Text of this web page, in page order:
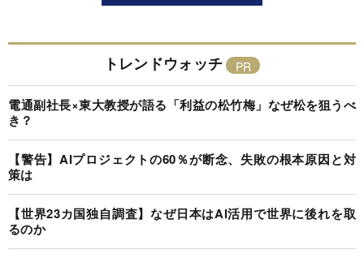
トレンドウォッチ
電通副社長×東大教授が語る「利益の松竹梅」なぜ松を狙うべ
き？
【警告】AIプロジェクトの60％が断念、失敗の根本原因と対
策は
【世界23カ国独自調査】なぜ日本はAI活用で世界に後れを取
るのか